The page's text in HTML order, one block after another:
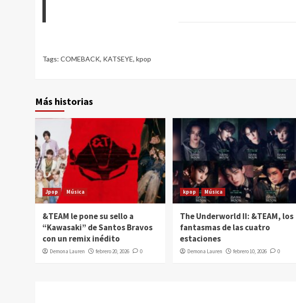
Tags: COMEBACK, KATSEYE, kpop
Más historias
Jpop Música
&TEAM le pone su sello a
“Kawasaki” de Santos Bravos
con un remix inédito
Demona Lauren febrero 20, 2026 0
kpop Música
The Underworld II: &TEAM, los
fantasmas de las cuatro
estaciones
Demona Lauren febrero 10, 2026 0